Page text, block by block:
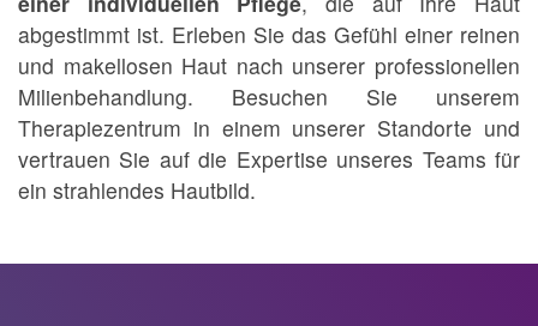
abgestimmt ist. Erleben Sie das Gefühl einer reinen
und makellosen Haut nach unserer professionellen
Milienbehandlung. Besuchen Sie unserem
Therapiezentrum in einem unserer Standorte und
vertrauen Sie auf die Expertise unseres Teams für
ein strahlendes Hautbild.